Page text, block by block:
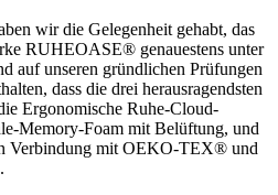
wir die Gelegenheit gehabt, das
RUHEOASE® genauestens unter
auf unseren gründlichen Prüfungen
dass die drei herausragendsten
Ergonomische Ruhe-Cloud-
Memory-Foam mit Belüftung, und
Verbindung mit OEKO-TEX® und